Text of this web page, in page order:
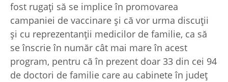
fost rugați să se implice în promovarea
campaniei de vaccinare și că vor urma discuții
și cu reprezentanții medicilor de familie, ca să
se înscrie în număr cât mai mare în acest
program, pentru că în prezent doar 33 din cei 94
de doctori de familie care au cabinete în județ